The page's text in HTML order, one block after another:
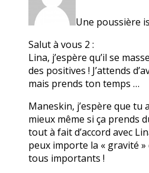
Une poussière
Salut à vous 2 :
Lina, j’espère qu’il se
des positives ! J’attends
mais prends ton temps …
Maneskin, j’espère que tu
mieux même si ça prends
tout à fait d’accord avec
peux importe la « gravité
tous importants !